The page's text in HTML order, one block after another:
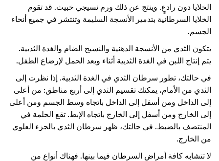
الخلايا دون رادعٍ. وينتج عن ذلك ورم نسيجي خبيث. قد تقوم
الخلايا السرطانية بتدمير الأنسجة السليمة وتنتشر في جميع أنحاء
الجسم.
يتكون الثدي من الأنسجة الدهنية والنسيج الضام والغدة الثديية.
يتم إنتاج اللبن في الغدة الثديية أثناء وبعد الحمل لإرضاع الطفل.
في حالتك، تطور سرطان الثدي في الغدة الثديية. إذا نظرت إلى
الثدي من الأمام، يمكنك تقسيم الثدي إلى أربع مناطق: من أعلى
إلى الداخل ومن أسفل إلى الداخل باتجاه وسط الجسم ومن أعلى
إلى الخارج ومن أسفل إلى الخارج باتجاه الإبط. تقع الحلمة في
المنتصف بالضبط. في حالتك، ظهر سرطان الثدي بالجزء العلوي
من الخارج.
لا تتشابه كافة أمراض السرطان فيما بينها. فهناك أنواع من